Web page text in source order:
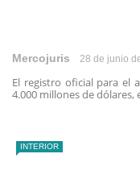
Mercojuris 28 de junio
El registro oficial para el
4.000 millones de dólares,
INTERIOR